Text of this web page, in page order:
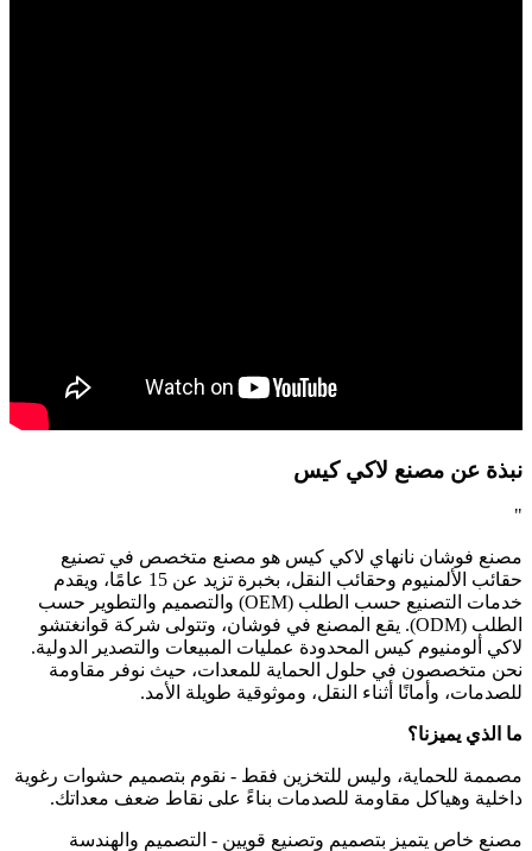
نبذة عن مصنع لاكي كيس
"
مصنع فوشان نانهاي لاكي كيس هو مصنع متخصص في تصنيع
حقائب الألمنيوم وحقائب النقل، بخبرة تزيد عن 15 عامًا، ويقدم
خدمات التصنيع حسب الطلب (OEM) والتصميم والتطوير حسب
الطلب (ODM). يقع المصنع في فوشان، وتتولى شركة قوانغتشو
لاكي ألومنيوم كيس المحدودة عمليات المبيعات والتصدير الدولية.
نحن متخصصون في حلول الحماية للمعدات، حيث نوفر مقاومة
للصدمات، وأمانًا أثناء النقل، وموثوقية طويلة الأمد.
ما الذي يميزنا؟
مصممة للحماية، وليس للتخزين فقط - نقوم بتصميم حشوات رغوية
داخلية وهياكل مقاومة للصدمات بناءً على نقاط ضعف معداتك.
مصنع خاص يتميز بتصميم وتصنيع قويين - التصميم والهندسة